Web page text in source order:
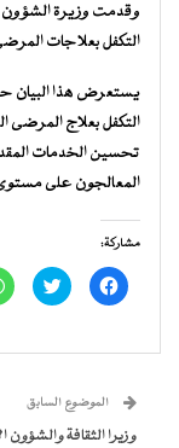
وقدمت وزيرة الشؤون
التكفل بعلاجات
يستعرض هذا البيان
التكفل بعلاج المرضى
تحسين الخدمات
المعالجون على
مشاركة:
انقر
للمشاركة
في
اضغط
في
الموضوع السابق
وزيرا الثقافة والشؤون